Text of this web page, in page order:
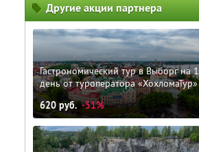
Другие акции партнера
Гастрономический тур в Выборг на 1
день от туроператора «ХохломаТур»
620руб. -51%